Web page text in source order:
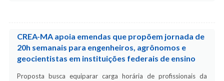
CREA-MA apoia emendas que propõem jornada de
20h semanais para engenheiros, agrônomos e
geocientistas em instituições federais de ensino
Proposta busca equiparar carga horária de profissionais da